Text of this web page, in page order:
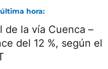
hora:
Cuenca-Girón-
bajo un horario